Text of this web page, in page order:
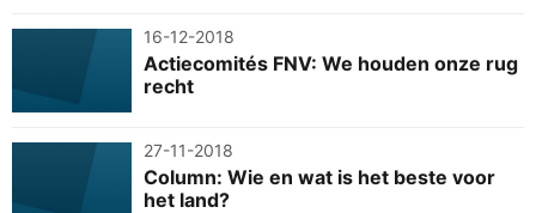
16-12-2018
Actiecomités FNV: We houden onze rug
recht
27-11-2018
Column: Wie en wat is het beste voor
het land?